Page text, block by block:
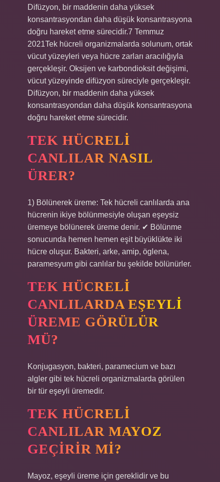
Difüzyon, bir maddenin daha yüksek
konsantrasyondan daha düşük konsantrasyona
doğru hareket etme sürecidir.7 Temmuz
2021Tek hücreli organizmalarda solunum, ortak
vücut yüzeyleri veya hücre zarları aracılığıyla
gerçekleşir. Oksijen ve karbondioksit değişimi,
vücut yüzeyinde difüzyon süreciyle gerçekleşir.
Difüzyon, bir maddenin daha yüksek
konsantrasyondan daha düşük konsantrasyona
doğru hareket etme sürecidir.
TEK HÜCRELI
CANLILAR NASIL
ÜRER?
1) Bölünerek üreme: Tek hücreli canlılarda ana
hücrenin ikiye bölünmesiyle oluşan eşeysiz
üremeye bölünerek üreme denir. ✔ Bölünme
sonucunda hemen hemen eşit büyüklükte iki
hücre oluşur. Bakteri, arke, amip, öglena,
paramesyum gibi canlılar bu şekilde bölünürler.
TEK HÜCRELI
CANLILARDA EŞEYLI
ÜREME GÖRÜLÜR
MÜ?
Konjugasyon, bakteri, paramecium ve bazı
algler gibi tek hücreli organizmalarda görülen
bir tür eşeyli üremedir.
TEK HÜCRELI
CANLILAR MAYOZ
GEÇIRIR MI?
Mayoz, eşeyli üreme için gereklidir ve bu